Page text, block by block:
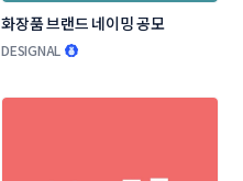
화장품 브랜드 네이밍 공모
DESIGNAL